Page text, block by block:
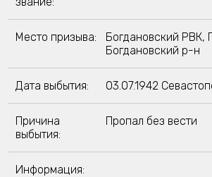
Место призыва:
Богдановский РВК,
Богдановский р-н
Дата выбытия: 03.07.1942
Причина
выбытия:
Пропал без вести
Информация: